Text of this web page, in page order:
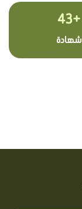
+43
شهادة